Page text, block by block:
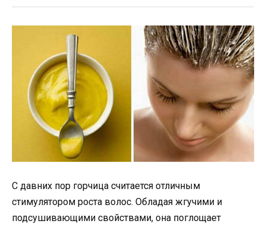
С давних пор горчица считается отличным
стимулятором роста волос. Обладая жгучими и
подсушивающими свойствами, она поглощает